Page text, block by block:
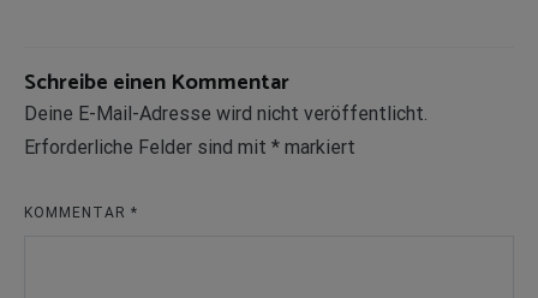
Schreibe einen Kommentar
Deine E-Mail-Adresse wird nicht veröffentlicht.
Erforderliche Felder sind mit * markiert
KOMMENTAR *